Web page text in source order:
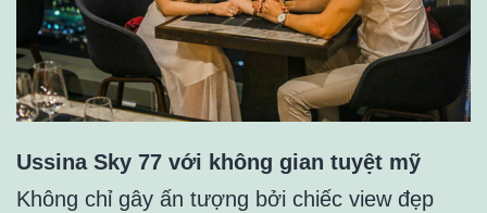
Ussina Sky 77 với không gian tuyệt mỹ
Không chỉ gây ấn tượng bởi chiếc view đẹp